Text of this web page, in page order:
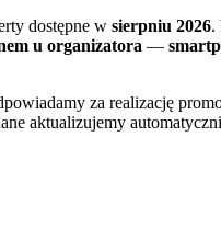
dostępne w sierpniu 2026.
u organizatora —
za realizację
aktualizujemy